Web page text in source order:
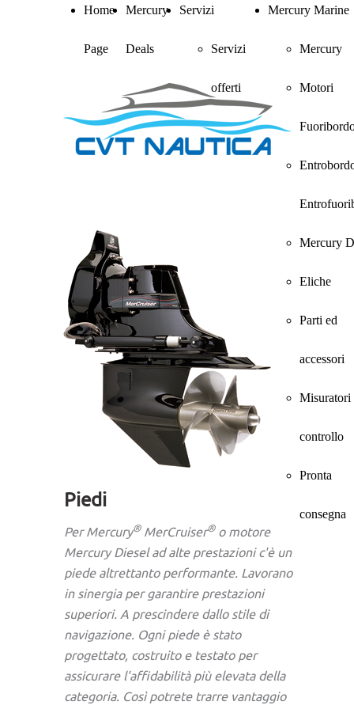
Home
Page
Mercury
Deals
Servizi
Servizi
offerti
Mercury Marine
Mercury
Motori
Mercury
Eliche
Parti ed
accessori
Misuratori
controllo
Pronta
consegna
Piedi
Per Mercury®MerCruiser®o motore
Mercury Diesel ad alte prestazioni c'è un
piede altrettanto performante. Lavorano
in sinergia per garantire prestazioni
superiori. A prescindere dallo stile di
navigazione. Ogni piede è stato
progettato, costruito e testato per
assicurare l'affidabilità più elevata della
categoria. Così potrete trarre vantaggio